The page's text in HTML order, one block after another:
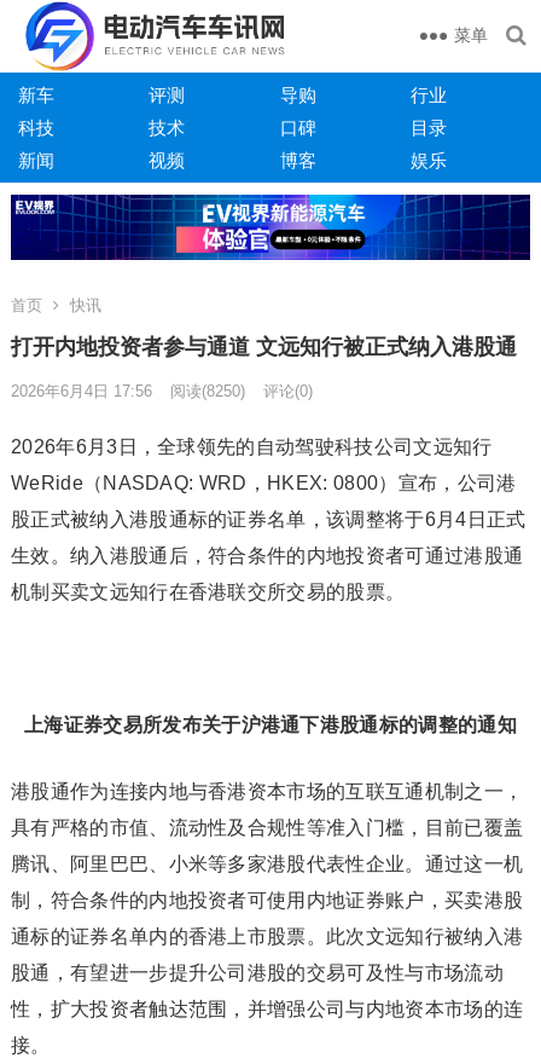
菜单
新车 评测 导购
行业
科技
技术 口碑
目录
新闻
视频 博客 娱乐
首页 快讯
打开内地投资者参与通道 文远知行被正式纳入港股通
2026年6月4日 17:56 阅读(8250) 评论(0)
2026年6月3日，全球领先的自动驾驶科技公司文远知行
WeRide（NASDAQ: WRD，HKEX: 0800）宣布，公司港
股正式被纳入港股通标的证券名单，该调整将于6月4日正式
生效。纳入港股通后，符合条件的内地投资者可通过港股通
机制买卖文远知行在香港联交所交易的股票。
上海证券交易所发布关于沪港通下港股通标的调整的通知
港股通作为连接内地与香港资本市场的互联互通机制之一，
具有严格的市值、流动性及合规性等准入门槛，目前已覆盖
腾讯、阿里巴巴、小米等多家港股代表性企业。通过这一机
制，符合条件的内地投资者可使用内地证券账户，买卖港股
通标的证券名单内的香港上市股票。此次文远知行被纳入港
股通，有望进一步提升公司港股的交易可及性与市场流动
性，扩大投资者触达范围，并增强公司与内地资本市场的连
接。